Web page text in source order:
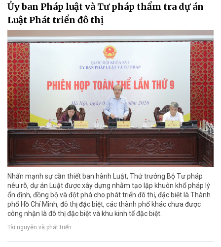
Ủy ban Pháp luật và Tư pháp thẩm tra dự án
Luật Phát triển đô thị
Nhấn mạnh sự cần thiết ban hành Luật, Thứ trưởng Bộ Tư pháp
nêu rõ, dự án Luật được xây dựng nhằm tạo lập khuôn khổ pháp lý
ổn định, đồng bộ và đột phá cho phát triển đô thị, đặc biệt là Thành
phố Hồ Chí Minh, đô thị đặc biệt, các thành phố khác chưa được
công nhận là đô thị đặc biệt và khu kinh tế đặc biệt.
Tài nguyên và phát triển